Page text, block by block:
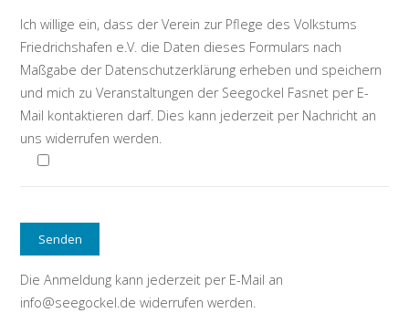
Ich willige ein, dass der Verein zur Pflege des Volkstums
Friedrichshafen e.V. die Daten dieses Formulars nach
Maßgabe der Datenschutzerklärung erheben und speichern
und mich zu Veranstaltungen der Seegockel Fasnet per E-
Mail kontaktieren darf. Dies kann jederzeit per Nachricht an
uns widerrufen werden.
Die Anmeldung kann jederzeit per E-Mail an
info@seegockel.de widerrufen werden.